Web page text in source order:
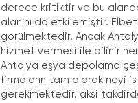
derece kritiktir ve bu
alanını da etkilemiştir.
görülmektedir. Ancak
hizmet vermesi ile bilinir
Antalya eşya depolama
firmaların tam olarak neyi
gerekmektedir. aksi